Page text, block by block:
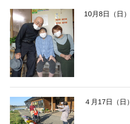
10月8日（日）
４月17日（日）